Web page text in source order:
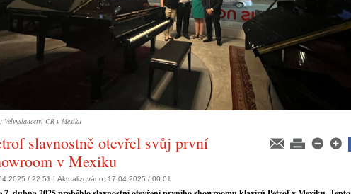
Velvyslanectví ČR v Mexiku
slavnostně otevřel svůj první
v Mexiku
/ 22:51 | Aktualizováno: 17.04.2025 / 00:01